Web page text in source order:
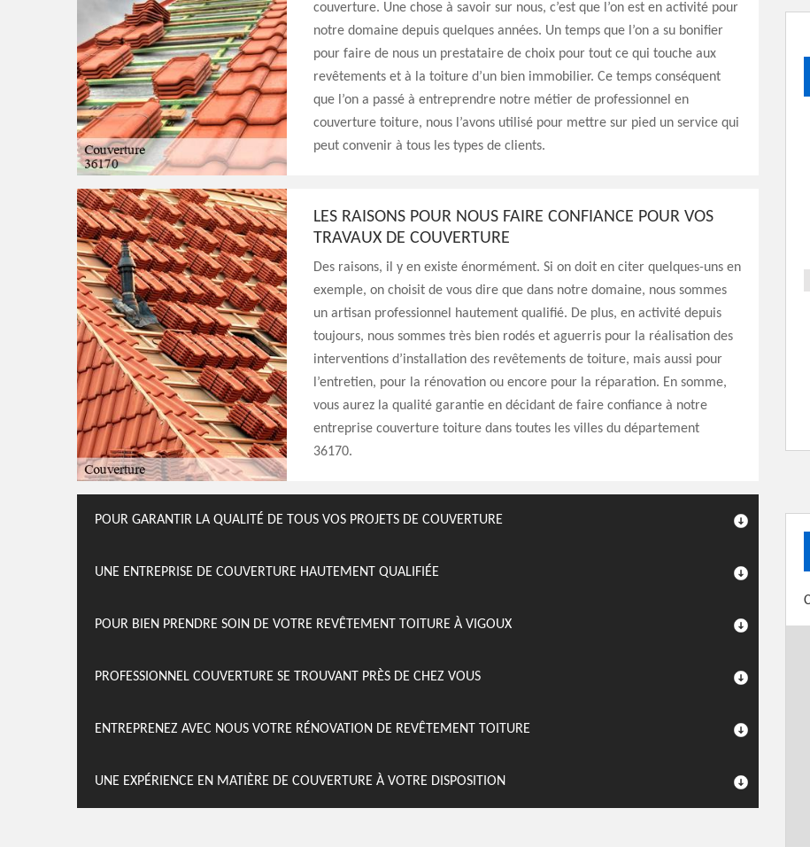
couverture. Une chose à savoir sur nous, c’est que l’on est en activité pour
notre domaine depuis quelques années. Un temps que l’on a su bonifier
pour faire de nous un prestataire de choix pour tout ce qui touche aux
revêtements et à la toiture d’un bien immobilier. Ce temps conséquent
que l’on a passé à entreprendre notre métier de professionnel en
couverture toiture, nous l’avons utilisé pour mettre sur pied un service qui
peut convenir à tous les types de clients.
LES RAISONS POUR NOUS FAIRE CONFIANCE POUR VOS
TRAVAUX DE COUVERTURE
Des raisons, il y en existe énormément. Si on doit en citer quelques-uns en
exemple, on choisit de vous dire que dans notre domaine, nous sommes
un artisan professionnel hautement qualifié. De plus, en activité depuis
toujours, nous sommes très bien rodés et aguerris pour la réalisation des
interventions d’installation des revêtements de toiture, mais aussi pour
l’entretien, pour la rénovation ou encore pour la réparation. En somme,
vous aurez la qualité garantie en décidant de faire confiance à notre
entreprise couverture toiture dans toutes les villes du département
36170.
POUR GARANTIR LA QUALITÉ DE TOUS VOS PROJETS DE COUVERTURE
UNE ENTREPRISE DE COUVERTURE HAUTEMENT QUALIFIÉE
POUR BIEN PRENDRE SOIN DE VOTRE REVÊTEMENT TOITURE À VIGOUX
PROFESSIONNEL COUVERTURE SE TROUVANT PRÈS DE CHEZ VOUS
ENTREPRENEZ AVEC NOUS VOTRE RÉNOVATION DE REVÊTEMENT TOITURE
UNE EXPÉRIENCE EN MATIÈRE DE COUVERTURE À VOTRE DISPOSITION